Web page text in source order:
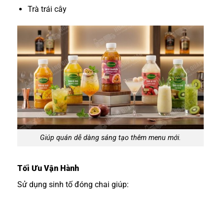
Trà trái cây
Giúp quán dễ dàng sáng tạo thêm menu mới.
Tối Ưu Vận Hành
Sử dụng sinh tố đóng chai giúp: